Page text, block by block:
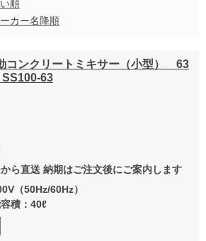
順
ーカー名降順
コンクリートミキサー（小型） 63
63
ら直送 納期はご注文後にご案内します
（50Hz/60Hz）
積：40ℓ